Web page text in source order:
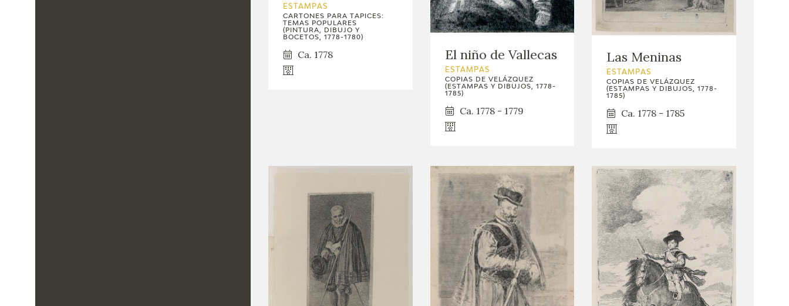
ESTAMPAS
CARTONES PARA TAPICES:
TEMAS POPULARES
(PINTURA, DIBUJO Y
BOCETOS, 1778-1780)
Ca. 1778 El niño de Vallecas
ESTAMPAS
COPIAS DE VELÁZQUEZ
(ESTAMPAS Y DIBUJOS, 1778-
1785)
Ca. 1778 - 1779
Las Meninas
ESTAMPAS
COPIAS DE VELÁZQUEZ
(ESTAMPAS Y DIBUJOS, 1778-
1785)
Ca. 1778 - 1785